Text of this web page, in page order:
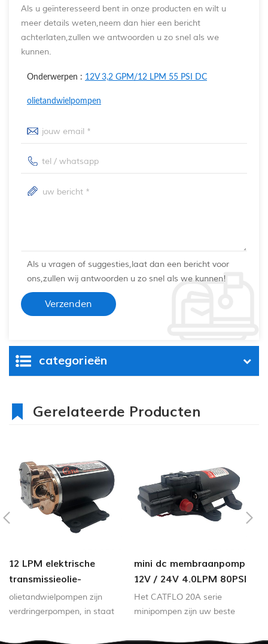
Als u geïnteresseerd bent in onze producten en wilt u
meer details weten,neem dan hier een bericht
achterlaten,zullen we antwoorden u zo snel als we
kunnen.
Onderwerpen : 12V 3,2 GPM/12 LPM 55 PSI DC
olietandwielpompen
Als u vragen of suggesties,laat dan een bericht voor
ons,zullen wij antwoorden u zo snel als we kunnen!
categorieën
Gerelateerde Producten
12 LPM elektrische
transmissieolie-
overdrachtspomp voor
jacht rv
olietandwielpompen zijn
verdringerpompen, in staat
richtingen. Zij kan worden
mini dc membraanpomp
12V / 24V 4.0LPM 80PSI
Het CATFLO 20A serie
minipompen zijn uw beste
een krachtige